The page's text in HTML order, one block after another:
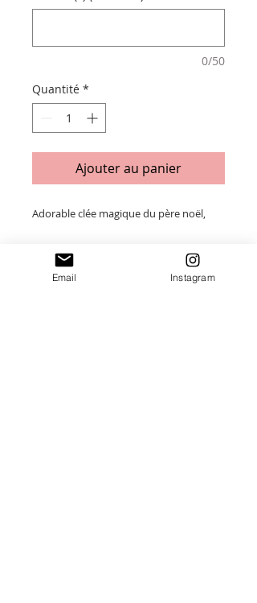
0/50
Quantité *
Ajouter au panier
Adorable clée magique du père noël,
Taille : 9x8cm
Email Instagram